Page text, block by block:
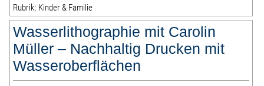
Rubrik: Kinder & Familie
Wasserlithographie mit Carolin
Müller – Nachhaltig Drucken mit
Wasseroberflächen